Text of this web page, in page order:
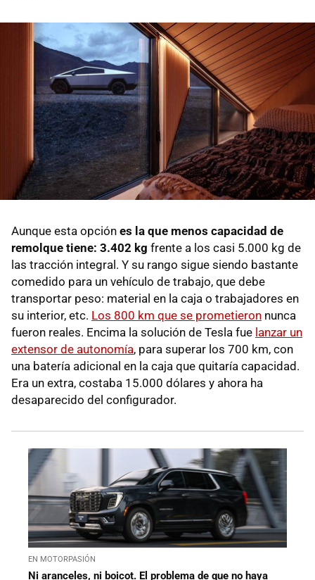
Aunque esta opción es la que menos capacidad de
remolque tiene: 3.402 kg frente a los casi 5.000 kg de
las tracción integral. Y su rango sigue siendo bastante
comedido para un vehículo de trabajo, que debe
transportar peso: material en la caja o trabajadores en
su interior, etc. Los 800 km que se prometieron nunca
fueron reales. Encima la solución de Tesla fue lanzar un
extensor de autonomía, para superar los 700 km, con
una batería adicional en la caja que quitaría capacidad.
Era un extra, costaba 15.000 dólares y ahora ha
desaparecido del configurador.
EN MOTORPASIÓN
Ni aranceles, ni boicot. El problema de que no haya